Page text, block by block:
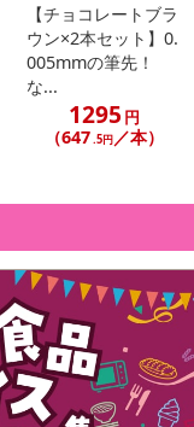
【チョコレートブラ
ウン×2本セット】0.
005mmの筆先！
な...
1295 円
（647.5円 ／本）